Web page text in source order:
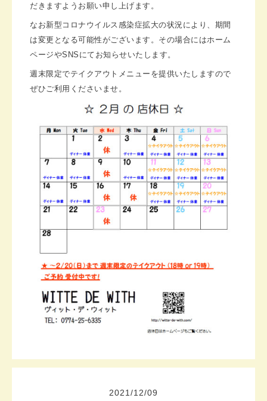
だきますようお願い申し上げます。
なお新型コロナウイルス感染症拡大の状況により、期間
は変更となる可能性がございます。その場合にはホーム
ページやSNSにてお知らせいたします。
週末限定でテイクアウトメニューを提供いたしますので
ぜひご利用くださいませ。
2021 /12/09